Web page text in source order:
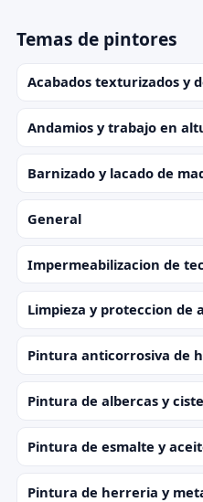
Temas de pintores
Acabados texturizados y
Andamios y trabajo en
Barnizado y lacado de
General
Impermeabilizacion de
Limpieza y proteccion de
Pintura anticorrosiva de
Pintura de albercas y
Pintura de esmalte y
Pintura de herreria y